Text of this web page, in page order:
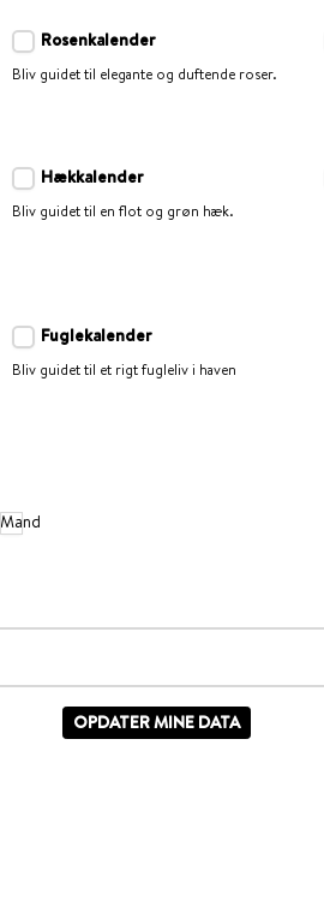
Rosenkalender
Bliv guidet til elegante og duftende roser.
Hækkalender
Bliv guidet til en flot og grøn hæk.
Fuglekalender
Bliv guidet til et rigt fugleliv i haven
Mand